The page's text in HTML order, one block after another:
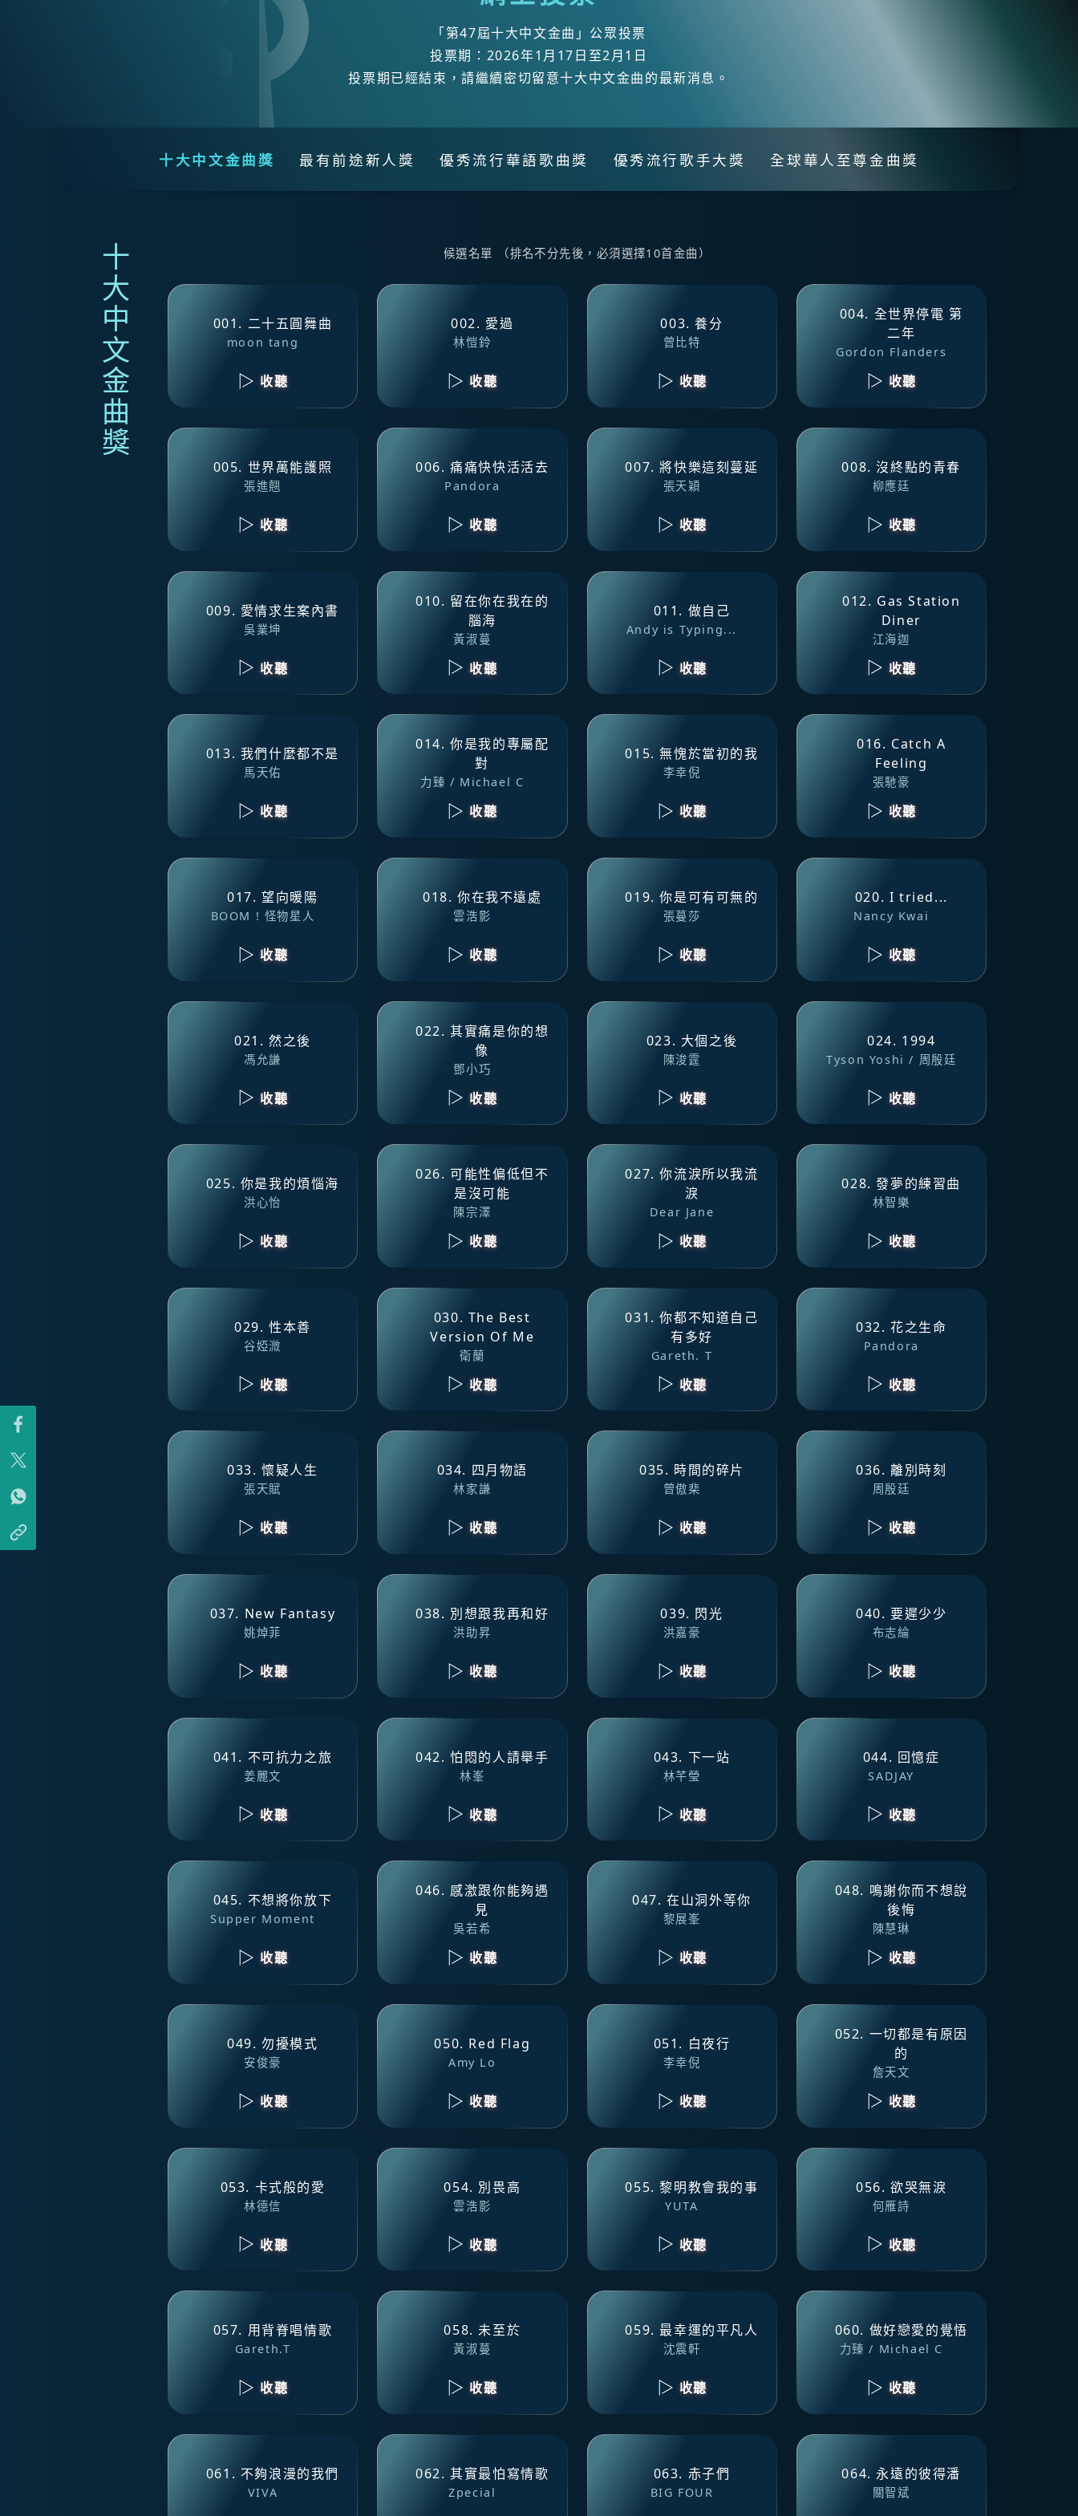
「第47屆十大中文金曲」公眾投票
投票期：2026年1月17日至2月1日
投票期已經結束，請繼續密切留意十大中文金曲的最新消息。
十大中文金曲獎 最有前途新人獎 優秀流行華語歌曲獎 優秀流行歌手大獎 全球華人至尊金曲獎
十大中文金曲獎 候選名單 （排名不分先後，必須選擇10首金曲）
001. 二十五圓舞曲
moon tang
收聽
002. 愛過
林愷鈴
收聽
003. 養分
曾比特
收聽
004. 全世界停電 第
二年
Gordon Flanders
收聽
005. 世界萬能護照
張進翹
收聽
006. 痛痛快快活活去
Pandora
收聽
007. 將快樂這刻蔓延
張天穎
收聽
008. 沒終點的青春
柳應廷
收聽
009. 愛情求生案內書
吳業坤
收聽
010. 留在你在我在的
腦海
黃淑蔓
收聽
011. 做自己
Andy is Typing...
收聽
012. Gas Station
Diner
江海迦
收聽
013. 我們什麼都不是
馬天佑
收聽
014. 你是我的專屬配
對
力臻 / Michael C
收聽
015. 無愧於當初的我
李幸倪
收聽
016. Catch A
Feeling
張馳豪
收聽
017. 望向暖陽
BOOM ! 怪物星人
收聽
018. 你在我不遠處
雲浩影
收聽
019. 你是可有可無的
張蔓莎
收聽
020. I tried...
Nancy Kwai
收聽
021. 然之後
馮允謙
收聽
022. 其實痛是你的想
像
鄧小巧
收聽
023. 大個之後
陳浚霆
收聽
024. 1994
Tyson Yoshi / 周殷廷
收聽
025. 你是我的煩惱海
洪心怡
收聽
026. 可能性偏低但不
是沒可能
陳宗澤
收聽
027. 你流淚所以我流
淚
Dear Jane
收聽
028. 發夢的練習曲
林智樂
收聽
029. 性本善
谷婭溦
收聽
030. The Best
Version Of Me
衛蘭
收聽
031. 你都不知道自己
有多好
Gareth. T
收聽
032. 花之生命
Pandora
收聽
033. 懷疑人生
張天賦
收聽
034. 四月物語
林家謙
收聽
035. 時間的碎片
曾傲棐
收聽
036. 離別時刻
周殷廷
收聽
037. New Fantasy
姚焯菲
收聽
038. 別想跟我再和好
洪助昇
收聽
039. 閃光
洪嘉豪
收聽
040. 要遲少少
布志綸
收聽
041. 不可抗力之旅
姜麗文
收聽
042. 怕悶的人請舉手
林峯
收聽
043. 下一站
林芊瑩
收聽
044. 回憶症
SADJAY
收聽
045. 不想將你放下
Supper Moment
收聽
046. 感激跟你能夠遇
見
吳若希
收聽
047. 在山洞外等你
黎展峯
收聽
048. 鳴謝你而不想說
後悔
陳慧琳
收聽
049. 勿擾模式
安俊豪
收聽
050. Red Flag
Amy Lo
收聽
051. 白夜行
李幸倪
收聽
052. 一切都是有原因
的
詹天文
收聽
053. 卡式般的愛
林德信
收聽
054. 別畏高
雲浩影
收聽
055. 黎明教會我的事
YUTA
收聽
056. 欲哭無淚
何雁詩
收聽
057. 用背脊唱情歌
Gareth.T
收聽
058. 未至於
黃淑蔓
收聽
059. 最幸運的平凡人
沈震軒
收聽
060. 做好戀愛的覺悟
力臻 / Michael C
收聽
061. 不夠浪漫的我們
VIVA
062. 其實最怕寫情歌
Zpecial
063. 赤子們
BIG FOUR
064. 永遠的彼得潘
關智斌